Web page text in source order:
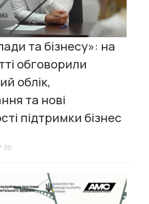
та бізнесу»: на
обговорили
облік,
та нові
підтримки бізнес